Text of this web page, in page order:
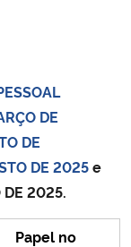
DE
DE
DE 2025e
DE 2025.
Papel no